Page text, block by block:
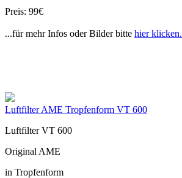
Preis: 99€
...für mehr Infos oder Bilder bitte hier klicken.
Luftfilter AME Tropfenform VT 600
Luftfilter VT 600
Original AME
in Tropfenform